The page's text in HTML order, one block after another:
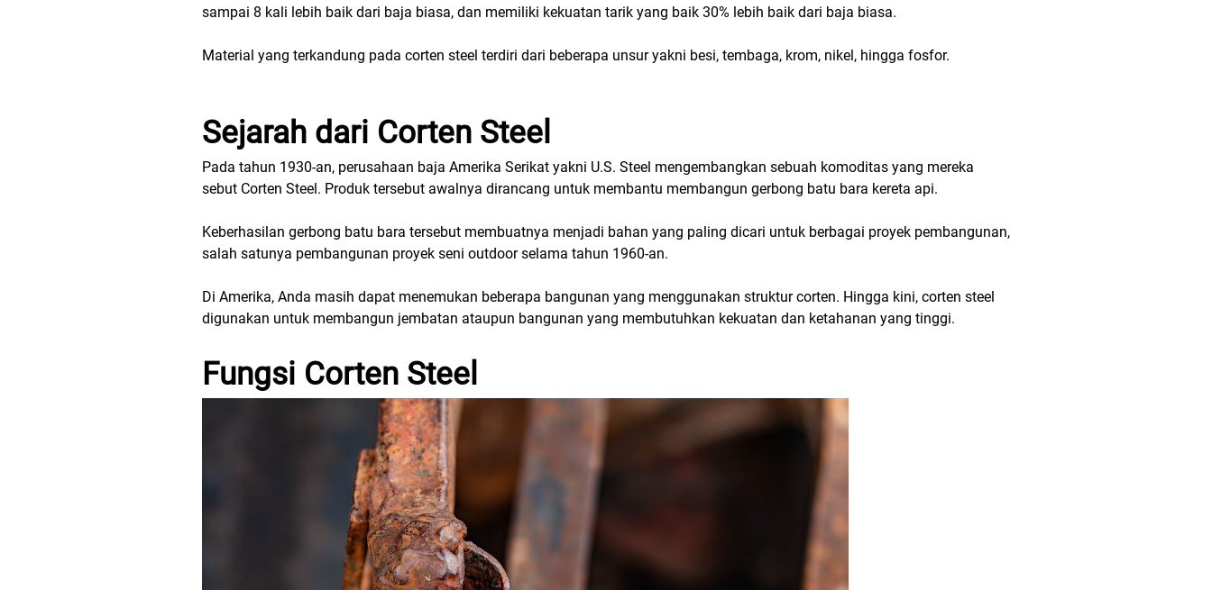
sampai 8 kali lebih baik dari baja biasa, dan memiliki kekuatan tarik yang baik 30% lebih baik dari baja biasa.
Material yang terkandung pada corten steel terdiri dari beberapa unsur yakni besi, tembaga, krom, nikel, hingga fosfor.
Sejarah dari Corten Steel
Pada tahun 1930-an, perusahaan baja Amerika Serikat yakni U.S. Steel mengembangkan sebuah komoditas yang mereka
sebut Corten Steel. Produk tersebut awalnya dirancang untuk membantu membangun gerbong batu bara kereta api.
Keberhasilan gerbong batu bara tersebut membuatnya menjadi bahan yang paling dicari untuk berbagai proyek pembangunan,
salah satunya pembangunan proyek seni outdoor selama tahun 1960-an.
Di Amerika, Anda masih dapat menemukan beberapa bangunan yang menggunakan struktur corten. Hingga kini, corten steel
digunakan untuk membangun jembatan ataupun bangunan yang membutuhkan kekuatan dan ketahanan yang tinggi.
Fungsi Corten Steel